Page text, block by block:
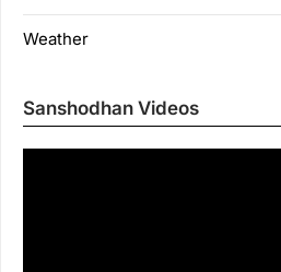
Weather
Sanshodhan Videos